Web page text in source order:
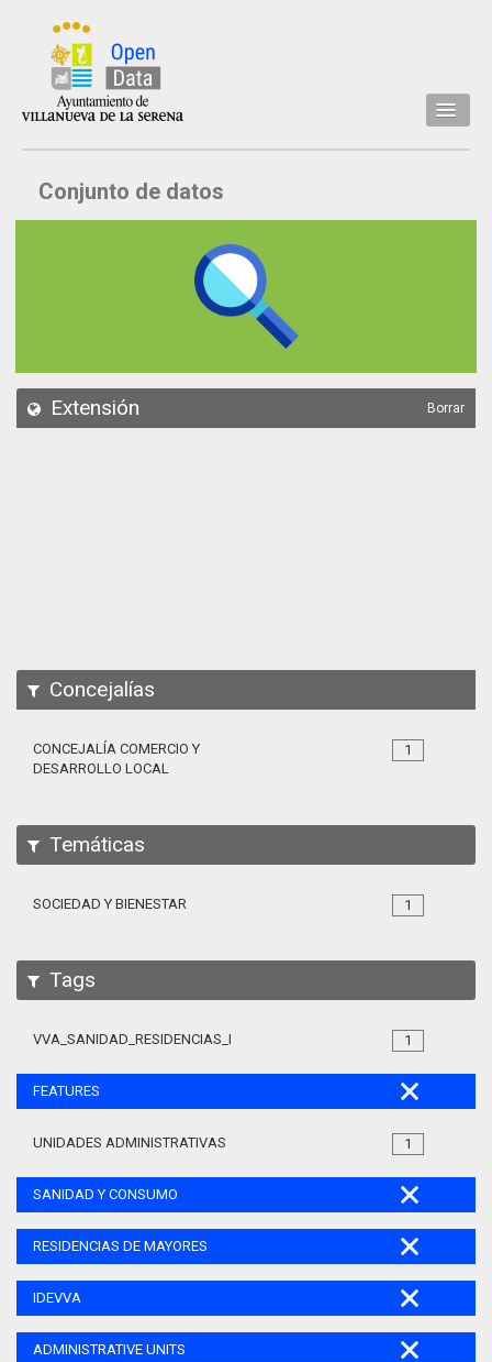
Inicio
Datos
API
Conjunto de datos
Extensión Borrar
Concejalías
1
CONCEJALÍA COMERCIO Y
DESARROLLO LOCAL
Temáticas
1
SOCIEDAD Y BIENESTAR
Tags
1
VVA_SANIDAD_RESIDENCIAS_MAYORES_105
FEATURES
1
UNIDADES ADMINISTRATIVAS
SANIDAD Y CONSUMO
RESIDENCIAS DE MAYORES
IDEVVA
ADMINISTRATIVE UNITS